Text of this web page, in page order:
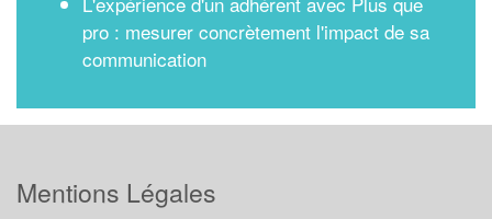
pro : mesurer concrètement l'impact de sa
communication
Mentions Légales